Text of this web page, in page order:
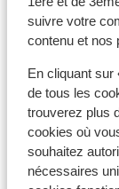
suivre votre
contenu et nos
En cliquant
de tous les
trouverez plus
cookies où
souhaitez
nécessaires
Forfait,
Forfait
Cours